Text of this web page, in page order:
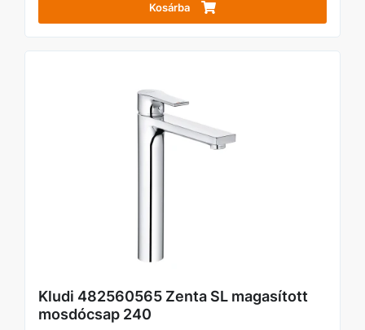
Kosárba
Kludi 482560565 Zenta SL magasított
mosdócsap 240